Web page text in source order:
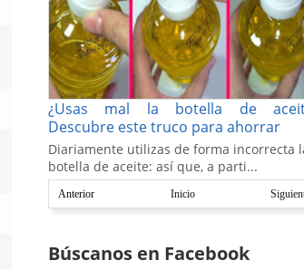
¿Usas mal la botella de
Descubre este truco para ahorrar
Diariamente utilizas de forma incorrecta
botella de aceite: así que, a parti...
Anterior Inicio
Búscanos en Facebook